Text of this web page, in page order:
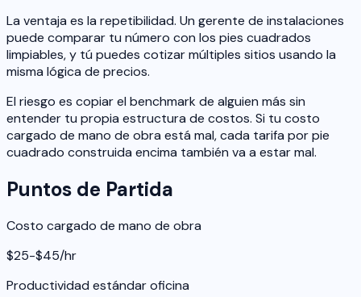
La ventaja es la repetibilidad. Un gerente de instalaciones
puede comparar tu número con los pies cuadrados
limpiables, y tú puedes cotizar múltiples sitios usando la
misma lógica de precios.
El riesgo es copiar el benchmark de alguien más sin
entender tu propia estructura de costos. Si tu costo
cargado de mano de obra está mal, cada tarifa por pie
cuadrado construida encima también va a estar mal.
Puntos de Partida
Costo cargado de mano de obra
$25-$45/hr
Productividad estándar oficina